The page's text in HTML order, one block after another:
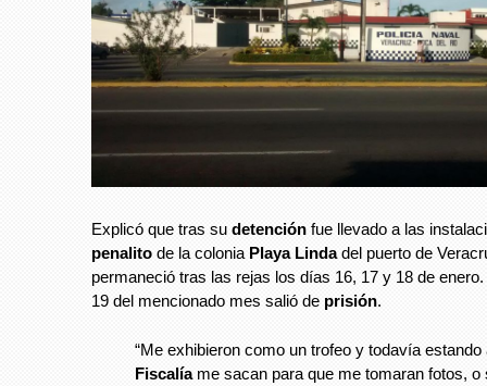
Explicó que tras su detención fue llevado a las
penalito de la colonia Playa Lindadel puerto de
permaneció tras las rejas los días 16, 17 y 18 de
19 del mencionado mes salió de prisión.
“Me exhibieron como un trofeo y todavía estando
Fiscalía me sacan para que me tomaran fotos, o